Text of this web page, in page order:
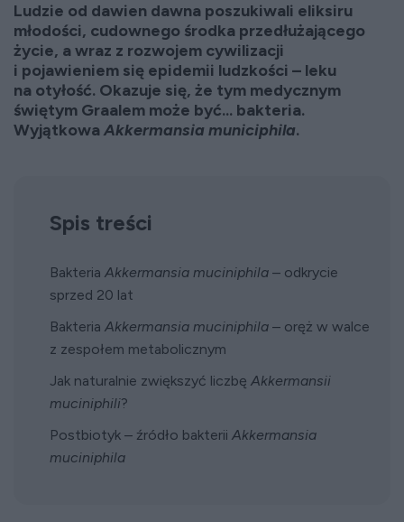
Ludzie od dawien dawna poszukiwali eliksiru
młodości, cudownego środka przedłużającego
życie, a wraz z rozwojem cywilizacji
i pojawieniem się epidemii ludzkości – leku
na otyłość. Okazuje się, że tym medycznym
świętym Graalem może być... bakteria.
WyjątkowaAkkermansia municiphila.
Spis treści
Bakteria Akkermansia muciniphila – odkrycie
sprzed 20 lat
Bakteria Akkermansia muciniphila – oręż w walce
z zespołem metabolicznym
Jak naturalnie zwiększyć liczbę Akkermansii
muciniphili?
Postbiotyk – źródło bakterii Akkermansia
muciniphila